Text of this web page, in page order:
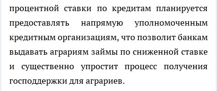
процентной ставки по кредитам планируется
предоставлять напрямую уполномоченным
кредитным организациям, что позволит банкам
выдавать аграриям займы по сниженной ставке
и существенно упростит процесс получения
господдержки для аграриев.